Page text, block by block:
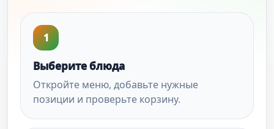
1
Выберите блюда
Откройте меню, добавьте нужные
позиции и проверьте корзину.